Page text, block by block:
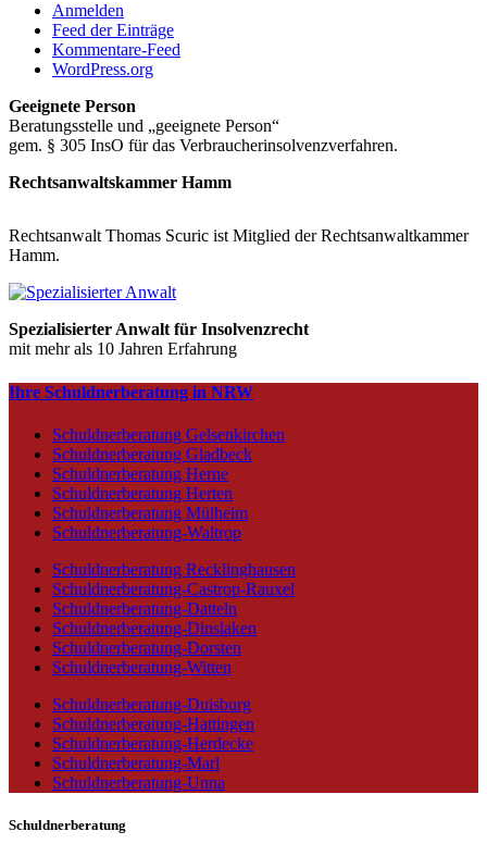
Anmelden
Feed der Einträge
Kommentare-Feed
WordPress.org
Geeignete Person
Beratungsstelle und „geeignete Person“
gem. § 305 InsO für das Verbraucherinsolvenzverfahren.
Rechtsanwaltskammer Hamm
Rechtsanwalt Thomas Scuric ist Mitglied der Rechtsanwaltkammer
Hamm.
Spezialisierter Anwalt für Insolvenzrecht
mit mehr als 10 Jahren Erfahrung
Ihre Schuldnerberatung in NRW
Schuldnerberatung Gelsenkirchen
Schuldnerberatung Gladbeck
Schuldnerberatung Herne
Schuldnerberatung Herten
Schuldnerberatung Mülheim
Schuldnerberatung-Waltrop
Schuldnerberatung Recklinghausen
Schuldnerberatung-Castrop-Rauxel
Schuldnerberatung-Datteln
Schuldnerberatung-Dinslaken
Schuldnerberatung-Dorsten
Schuldnerberatung-Witten
Schuldnerberatung-Duisburg
Schuldnerberatung-Hattingen
Schuldnerberatung-Herdecke
Schuldnerberatung-Marl
Schuldnerberatung-Unna
Schuldnerberatung